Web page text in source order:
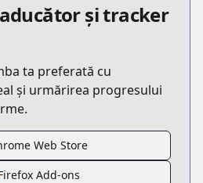
și tracker
ta preferată cu
și urmărirea progresului
Web Store
Add-ons